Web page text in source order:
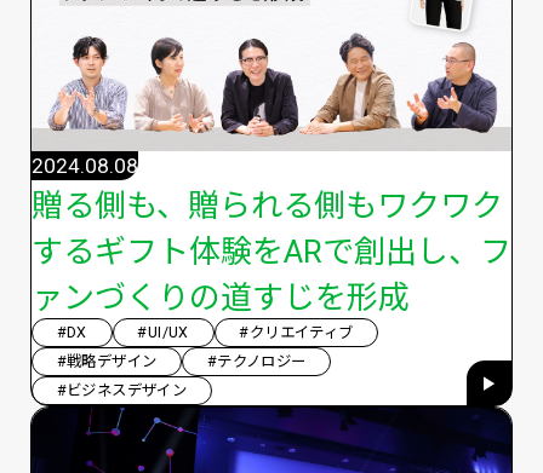
贈る側も、贈られる側もワクワク
するギフト体験をARで創出し、フ
ァンづくりの道すじを形成
2024.08.08
#DX #UI/UX
#クリエイティブ
#戦略デザイン
#テクノロジー
#ビジネスデザイン